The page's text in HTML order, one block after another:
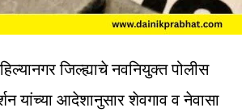
जिल्ह्याचे नवनियुक्त पोलीस
यांच्या आदेशानुसार शेवगाव व नेवासा